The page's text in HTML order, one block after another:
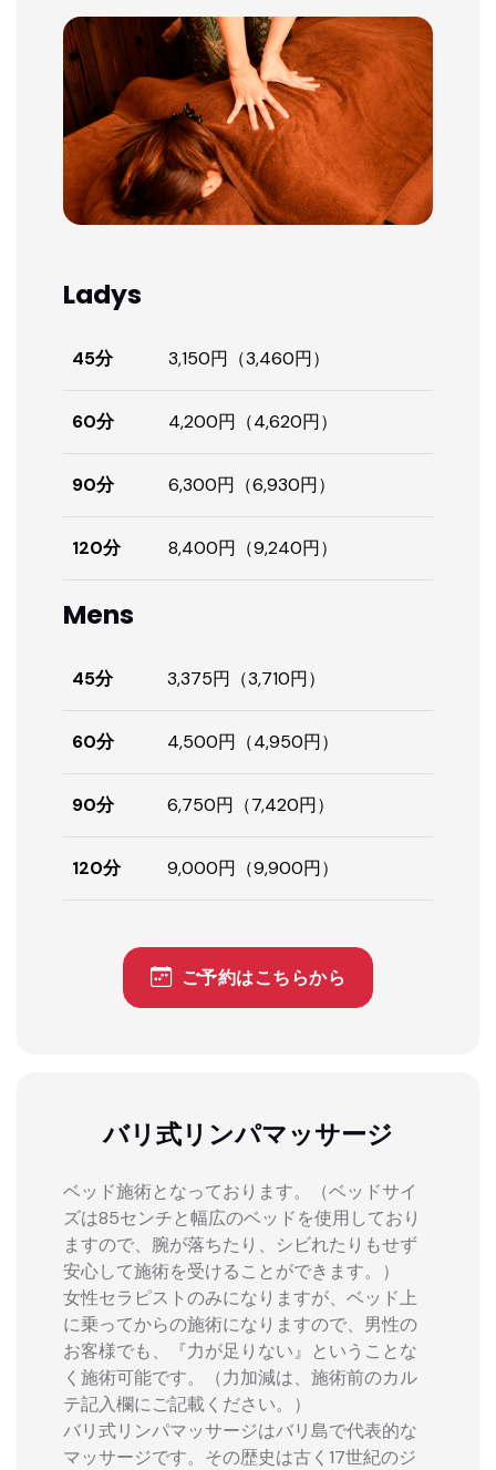
Ladys
45分 3,150円（3,460円）
60分 4,200円（4,620円）
90分 6,300円（6,930円）
120分 8,400円（9,240円）
Mens
45分 3,375円（3,710円）
60分 4,500円（4,950円）
90分 6,750円（7,420円）
120分 9,000円（9,900円）
ご予約はこちらから
バリ式リンパマッサージ
ベッド施術となっております。（ベッドサイ
ズは85センチと幅広のベッドを使用しており
ますので、腕が落ちたり、シビれたりもせず
安心して施術を受けることができます。）
女性セラピストのみになりますが、ベッド上
に乗ってからの施術になりますので、男性の
お客様でも、『力が足りない』ということな
く施術可能です。（力加減は、施術前のカル
テ記入欄にご記載ください。）
バリ式リンパマッサージはバリ島で代表的な
マッサージです。その歴史は古く17世紀のジ